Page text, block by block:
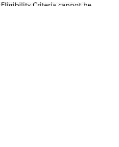
Criteria cannot be
Salesforce limitation.
RISOLTO IL PROBLEMA?